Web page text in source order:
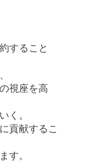
すること
視座を高
く。
貢献するこ
す。